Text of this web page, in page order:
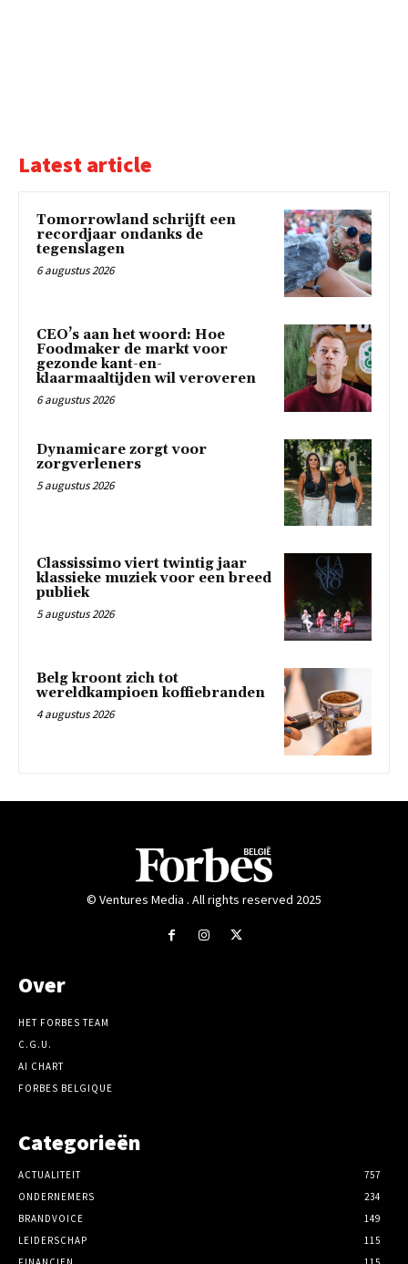
Latest article
Tomorrowland schrijft een
recordjaar ondanks de
tegenslagen
6 augustus 2026
CEO’s aan het woord: Hoe
Foodmaker de markt voor
gezonde kant-en-
klaarmaaltijden wil veroveren
6 augustus 2026
Dynamicare zorgt voor
zorgverleners
5 augustus 2026
Classissimo viert twintig jaar
klassieke muziek voor een breed
publiek
5 augustus 2026
Belg kroont zich tot
wereldkampioen koffiebranden
4 augustus 2026
© Ventures Media . All rights reserved 2025
Over
HET FORBES TEAM
C.G.U.
AI CHART
FORBES BELGIQUE
Categorieën
ACTUALITEIT
757
ONDERNEMERS
234
BRANDVOICE
149
LEIDERSCHAP
115